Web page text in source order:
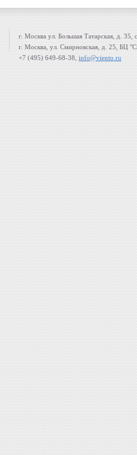
г. Москва ул. Большая Татарская, д. 35,
г. Москва, ул. Смирновская, д. 25, БЦ
+7 (495) 649-68-38, info@viento.ru